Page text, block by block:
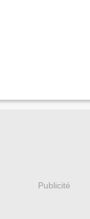
Publicité